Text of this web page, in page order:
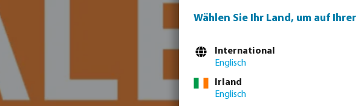
Wählen Sie Ihr Land, um auf
International
Englisch
Irland
Englisch